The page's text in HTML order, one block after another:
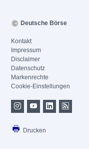
Deutsche Börse
Kontakt
Impressum
Disclaimer
Datenschutz
Markenrechte
Cookie-Einstellungen
Drucken